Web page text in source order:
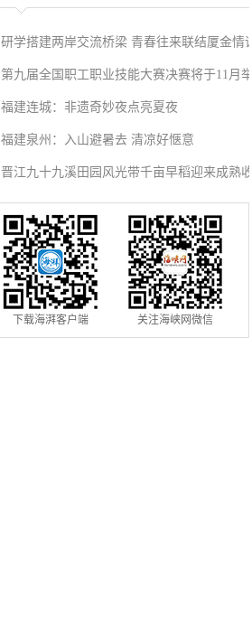
研学搭建两岸交流桥梁 青春往来联结厦金情谊
第九届全国职工职业技能大赛决赛将于11月举
行
福建连城：非遗奇妙夜点亮夏夜
福建泉州：入山避暑去 清凉好惬意
晋江九十九溪田园风光带千亩早稻迎来成熟收
割季
下载海湃客户端 关注海峡网微信